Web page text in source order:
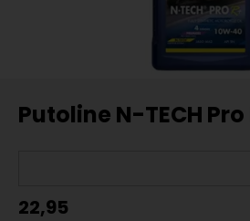
Putoline N-TECH Pro
22,95